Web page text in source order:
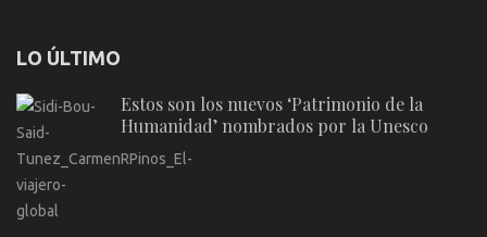
LO ÚLTIMO
Estos son los nuevos ‘Patrimonio de la
Humanidad’ nombrados por la Unesco